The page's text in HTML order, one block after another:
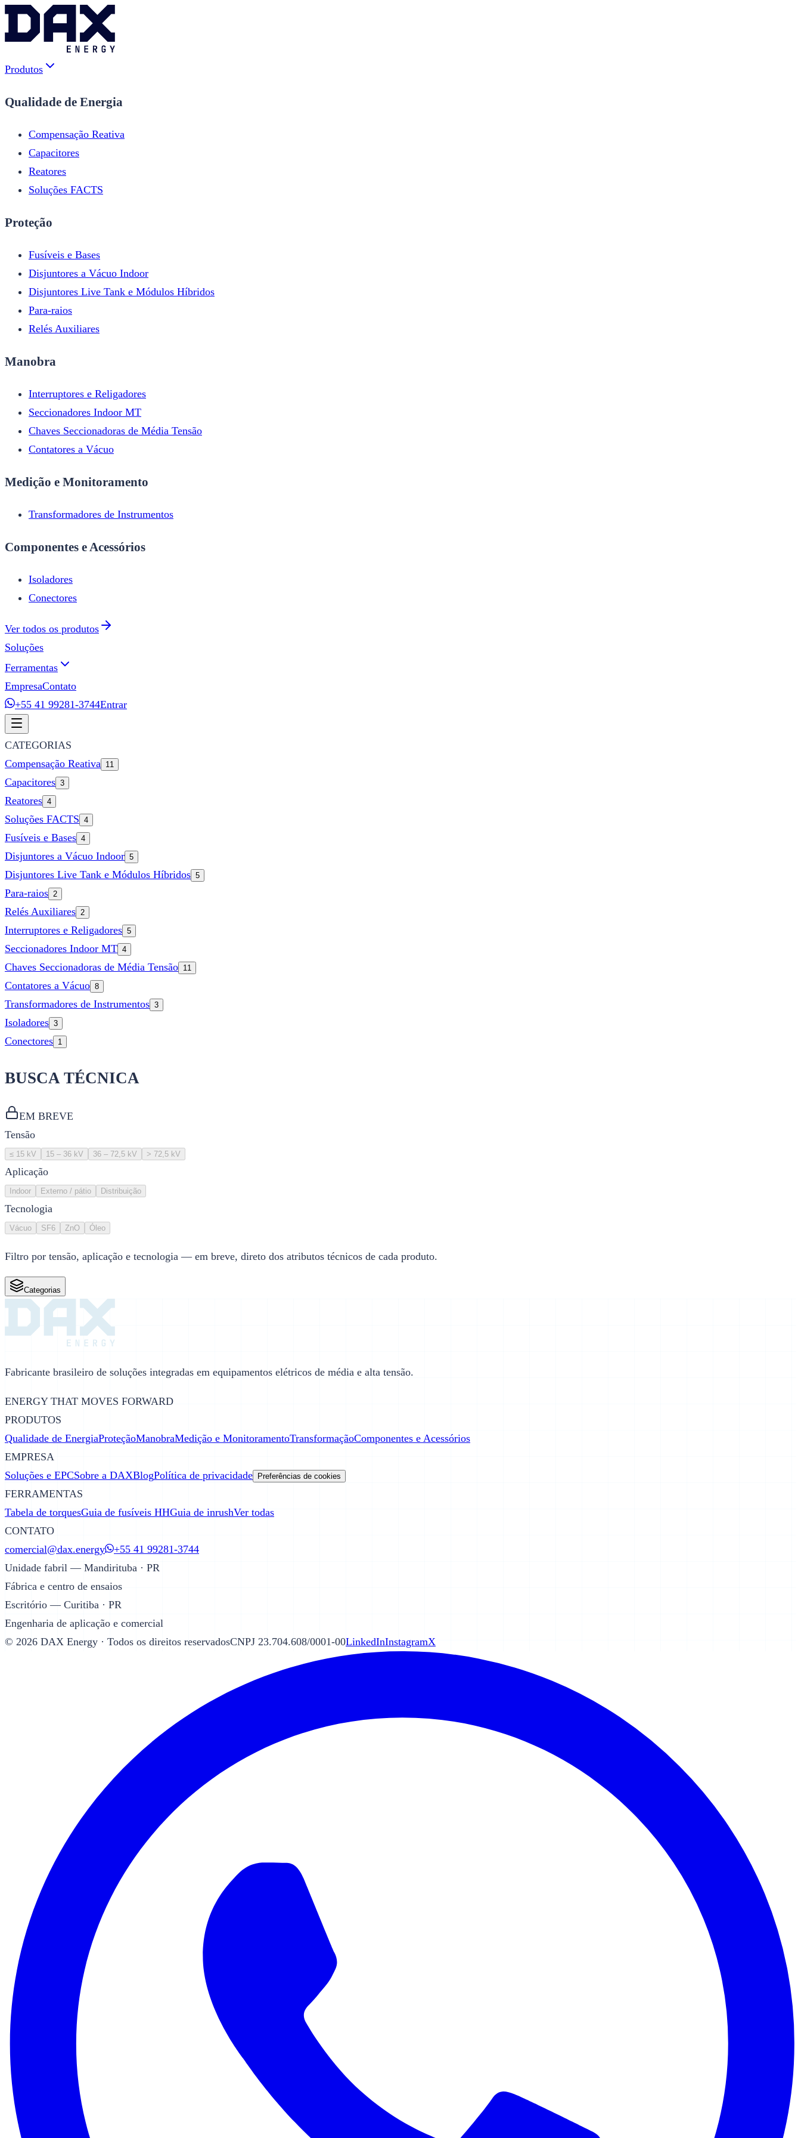
Produtos
Qualidade de Energia
Compensação Reativa
Capacitores
Reatores
Soluções FACTS
Proteção
Fusíveis e Bases
Disjuntores a Vácuo Indoor
Disjuntores Live Tank e Módulos Híbridos
Para-raios
Relés Auxiliares
Manobra
Interruptores e Religadores
Seccionadores Indoor MT
Chaves Seccionadoras de Média Tensão
Contatores a Vácuo
Medição e Monitoramento
Transformadores de Instrumentos
Componentes e Acessórios
Isoladores
Conectores
Ver todos os produtos
Soluções
Ferramentas
EmpresaContato
+55 41 99281-3744Entrar
CATEGORIAS
Compensação Reativa 11
Capacitores 3
Reatores 4
Soluções FACTS 4
Fusíveis e Bases 4
Disjuntores a Vácuo Indoor 5
Disjuntores Live Tank e Módulos Híbridos 5
Para-raios 2
Relés Auxiliares 2
Interruptores e Religadores 5
Seccionadores Indoor MT 4
Chaves Seccionadoras de Média Tensão 11
Contatores a Vácuo 8
Transformadores de Instrumentos 3
Isoladores 3
Conectores 1
BUSCA TÉCNICA
EM BREVE
Tensão
≤ 15 kV 15 – 36 kV 36 – 72,5 kV > 72,5 kV
Aplicação
Indoor Externo / pátio Distribuição
Tecnologia
Vácuo SF6 ZnO Óleo
Filtro por tensão, aplicação e tecnologia — em breve, direto dos atributos técnicos de cada produto.
Categorias
Fabricante brasileiro de soluções integradas em equipamentos elétricos de média e alta tensão.
ENERGY THAT MOVES FORWARD
PRODUTOS
Qualidade de EnergiaProteçãoManobraMedição e MonitoramentoTransformaçãoComponentes e Acessórios
EMPRESA
Soluções e EPCSobre a DAXBlogPolítica de privacidade Preferências de cookies
FERRAMENTAS
Tabela de torquesGuia de fusíveis HHGuia de inrushVer todas
CONTATO
comercial@dax.energy
+55 41 99281-3744
Unidade fabril — Mandirituba · PR
Fábrica e centro de ensaios
Escritório — Curitiba · PR
Engenharia de aplicação e comercial
© 2026 DAX Energy · Todos os direitos reservadosCNPJ 23.704.608/0001-00LinkedInInstagramX